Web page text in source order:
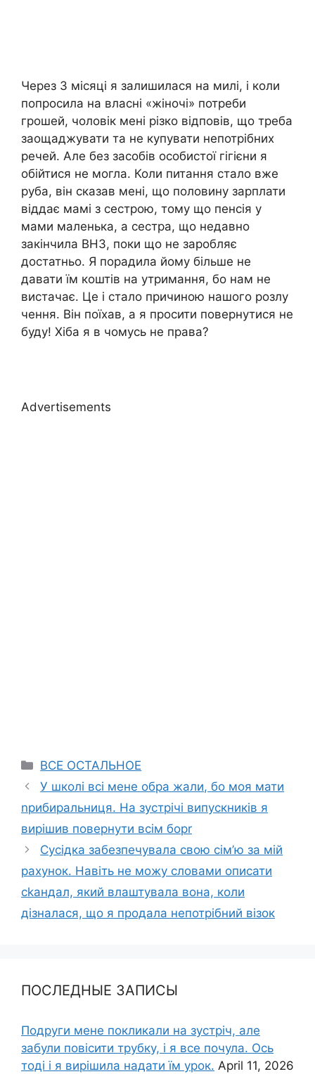
Через 3 місяці я залишилася на милі, і коли
попросила на власні «жіночі» потреби
грошей, чоловік мені різко відповів, що треба
заощаджувати та не купувати непотрібних
речей. Але без засобів особистої гігієни я
обійтися не могла. Коли питання стало вже
руба, він сказав мені, що половину зарплати
віддає мамі з сестрою, тому що пенсія у
мами маленька, а сестра, що недавно
закінчила ВНЗ, поки що не заробляє
достатньо. Я порадила йому більше не
давати їм коштів на утримання, бо нам не
вистачає. Це і стало причиною нашого розлу
чення. Він поїхав, а я просити повернутися не
буду! Хіба я в чомусь не права?
Advertisements
Categories
ВСЕ ОСТАЛЬНОЕ
У школі всі мене обра жали, бо моя мати
nрибиральниця. На зустрічі випускників я
вирішив повернути всім борr
Сусідка забезпечувала свою сім’ю за мій
рахунок. Навіть не можу словами описати
сkандал, який влаштувала вона, коли
дізналася, що я продала непотрібний візок
ПОСЛЕДНЫЕ ЗАПИСЫ
Подруги мене покликали на зустріч, але
забули повісити трубку, і я все почула. Ось
тоді і я вирішила надати їм урок. April 11, 2026